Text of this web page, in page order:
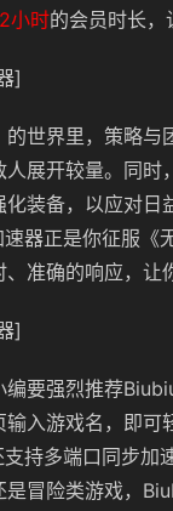
小时的会员时长，
]
的世界里，策略与
展开较量。同时
化装备，以应对
器正是你征服《
准确的响应，让
]
编要强烈推荐
入游戏名，即可
持多端口同步加
是冒险类游戏，